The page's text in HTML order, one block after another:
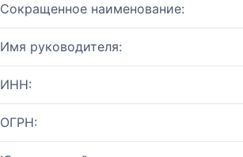
Сокращенное наименование:
Имя руководителя:
ИНН:
ОГРН: